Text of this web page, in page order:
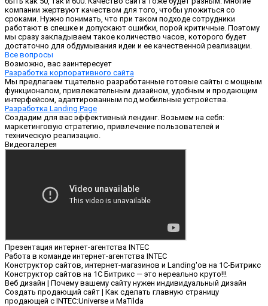
компании жертвуют качеством для того, чтобы уложиться со
сроками. Нужно понимать, что при таком подходе сотрудники
работают в спешке и допускают ошибки, порой критичные. Поэтому
мы сразу закладываем такое количество часов, которого будет
достаточно для обдумывания идеи и ее качественной реализации.
Все вопросы
Возможно, вас заинтересует
Разработка корпоративного сайта
Мы предлагаем тщательно разработанные готовые сайты с мощным
функционалом, привлекательным дизайном, удобным и продающим
интерфейсом, адаптированным под мобильные устройства.
Разработка Landing Page
Создадим для вас эффективный лендинг. Возьмем на себя:
маркетинговую стратегию, привлечение пользователей и
техническую реализацию.
Видеогалерея
Презентация интернет-агентства INTEC
Работа в команде интернет-агентства INTEC
Конструктор сайтов, интернет-магазинов и Landing'ов на 1С-Битрикс
Конструктор сайтов на 1С Битрикс — это нереально круто!!!
Веб дизайн | Почему вашему сайту нужен индивидуальный дизайн
Создать продающий сайт | Как сделать главную страницу
продающей с INTEC:Universe и MaTilda